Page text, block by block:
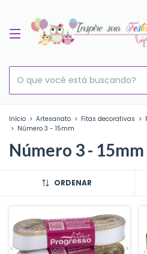
Início > Artesanato > Fitas decorativas >
> Número 3 - 15mm
Número 3 - 15mm
ORDENAR